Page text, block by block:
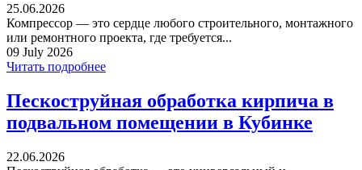
25.06.2026
Компрессор — это сердце любого строительного, монтажного
или ремонтного проекта, где требуется...
09 July 2026
Читать подробнее
Пескоструйная обработка кирпича в
подвальном помещении в Кубинке
22.06.2026